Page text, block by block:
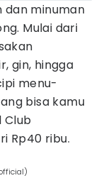
dan minuman
Mulai dari
gin, hingga
menu-
bisa kamu
Club
Rp40 ribu.